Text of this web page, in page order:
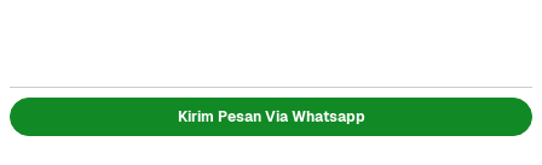
Kirim Pesan Via Whatsapp